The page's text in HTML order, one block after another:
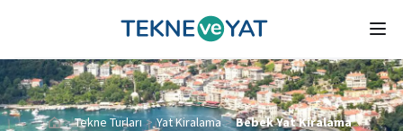
Tekne ve Yat
> Tekne Turları > Yat Kiralama > Bebek Yat Kiralama